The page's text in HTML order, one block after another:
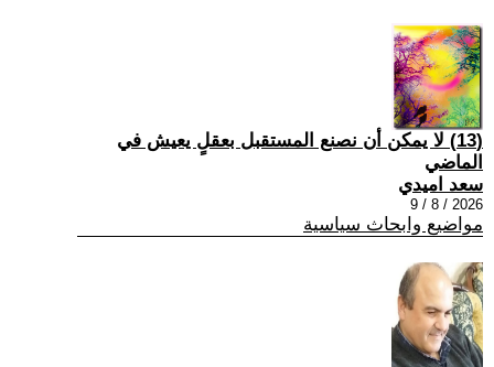
(13) لا يمكن أن نصنع المستقبل بعقلٍ يعيش في
الماضي
سعد اميدي
2026 / 8 / 9
مواضيع وابحاث سياسية